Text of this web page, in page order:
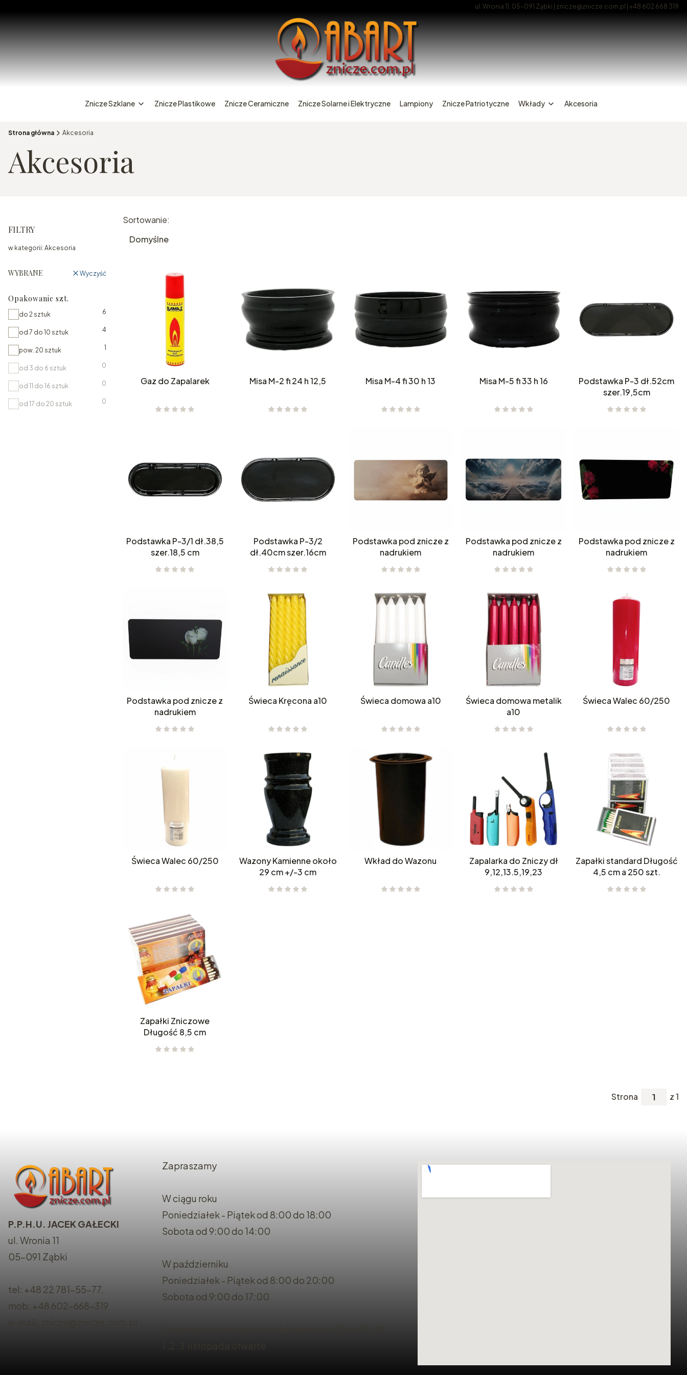
ul. Wronia 11, 05-091 Ząbki | znicze@znicze.com.pl | +48 602 668 319
Znicze Szklane Znicze Plastikowe Znicze Ceramiczne Znicze Solarne i Elektryczne Lampiony Znicze Patriotyczne Wkłady Akcesoria
Strona główna Akcesoria
Akcesoria
FILTRY
w kategorii: Akcesoria
WYBRANE Wyczyść
Opakowanie szt.
Opakowanie szt.
do 2 sztuk 6
od 7 do 10 sztuk 4
pow. 20 sztuk 1
od 3 do 6 sztuk 0
od 11 do 16 sztuk 0
od 17 do 20 sztuk 0
Lista produktów
Sortowanie:
Domyślne
Gaz do Zapalarek Misa M-2 fi 24 h 12,5 Misa M-4 fi 30 h 13 Misa M-5 fi 33 h 16
Podstawka P-3 dł.52cm
szer.19,5cm
Podstawka P-3/1 dł.38,5
szer.18,5 cm
Podstawka P-3/2
dł.40cm szer.16cm
Podstawka pod znicze z
nadrukiem
Podstawka pod znicze z
nadrukiem
Podstawka pod znicze z
nadrukiem
Podstawka pod znicze z
nadrukiem
Świeca Kręcona a10 Świeca domowa a10
Świeca domowa metalik
a10
Świeca Walec 60/250
Świeca Walec 60/250
Wazony Kamienne około
29 cm +/-3 cm
Wkład do Wazonu
Zapalarka do Zniczy dł
9,12,13.5,19,23
Zapałki standard Długość
4,5 cm a 250 szt.
Zapałki Zniczowe
Długość 8,5 cm
Strona z 1
P.P.H.U. JACEK GAŁECKI
ul. Wronia 11
05-091 Ząbki
tel: +48 22 781-55-77,
mob: +48 602-668-319
e-mail: znicze@znicze.com.pl
Zapraszamy
W ciągu roku
Poniedziałek - Piątek od 8:00 do 18:00
Sobota od 9:00 do 14:00
W październiku
Poniedziałek - Piątek od 8:00 do 20:00
Sobota od 9:00 do 17:00